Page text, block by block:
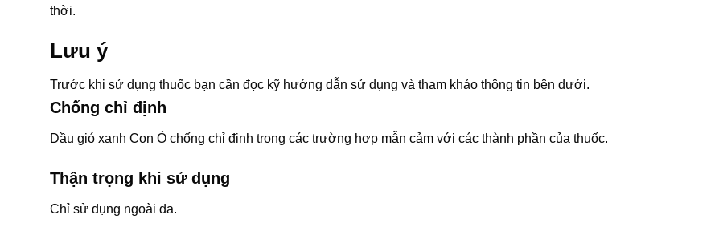
thời.
Lưu ý
Trước khi sử dụng thuốc bạn cần đọc kỹ hướng dẫn sử dụng và tham khảo thông tin bên dưới.
Chống chỉ định
Dầu gió xanh Con Ó chống chỉ định trong các trường hợp mẫn cảm với các thành phần của thuốc.
Thận trọng khi sử dụng
Chỉ sử dụng ngoài da.